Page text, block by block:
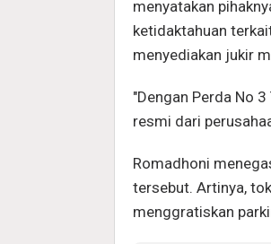
menyatakan
ketidaktahuan
menyediakan jukir
"Dengan Perda No
resmi dari
Romadhoni
tersebut. Artinya,
menggratiskan